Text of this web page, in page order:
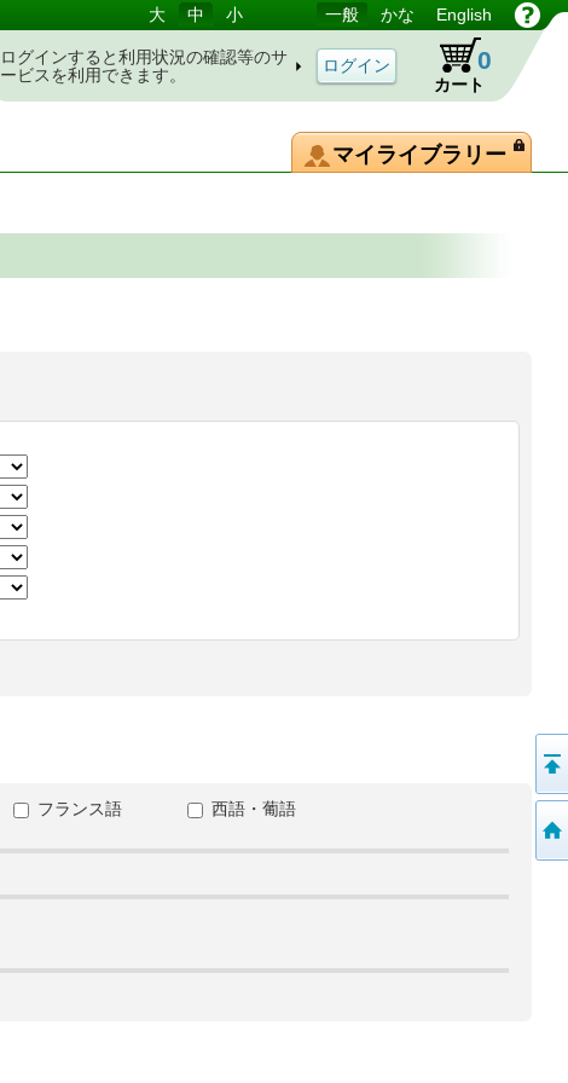
大 中 小 一般 かな English
ログインすると利用状況の確認等のサ
ービスを利用できます。
カート
0
マイライブラリー
フランス語
西語・葡語